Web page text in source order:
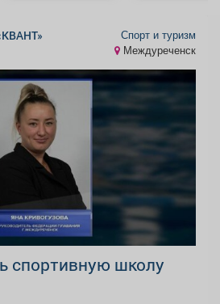
Спорт и туризм
Междуреченск
спортивную школу